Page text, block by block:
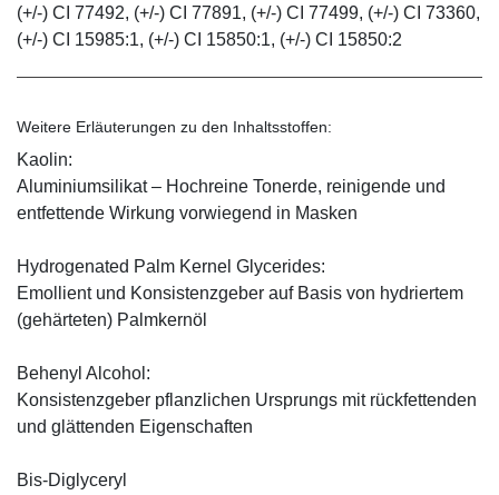
(+/-) CI 77492, (+/-) CI 77891, (+/-) CI 77499, (+/-) CI 73360,
(+/-) CI 15985:1, (+/-) CI 15850:1, (+/-) CI 15850:2
Weitere Erläuterungen zu den Inhaltsstoffen:
Kaolin:
Aluminiumsilikat – Hochreine Tonerde, reinigende und
entfettende Wirkung vorwiegend in Masken
Hydrogenated Palm Kernel Glycerides:
Emollient und Konsistenzgeber auf Basis von hydriertem
(gehärteten) Palmkernöl
Behenyl Alcohol:
Konsistenzgeber pflanzlichen Ursprungs mit rückfettenden
und glättenden Eigenschaften
Bis-Diglyceryl